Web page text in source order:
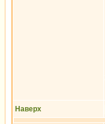
Наверх